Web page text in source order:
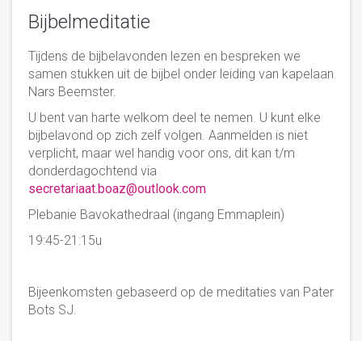
Bijbelmeditatie
Tijdens de bijbelavonden lezen en bespreken we
samen stukken uit de bijbel onder leiding van kapelaan
Nars Beemster.
U bent van harte welkom deel te nemen. U kunt elke
bijbelavond op zich zelf volgen. Aanmelden is niet
verplicht, maar wel handig voor ons, dit kan t/m
donderdagochtend via
secretariaat.boaz@outlook.com
Plebanie Bavokathedraal (ingang Emmaplein)
19:45-21:15u
Bijeenkomsten gebaseerd op de meditaties van Pater
Bots SJ.